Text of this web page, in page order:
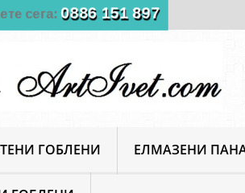
сега: 0886 151 897
ГОБЛЕНИ ЕЛМАЗЕНИ